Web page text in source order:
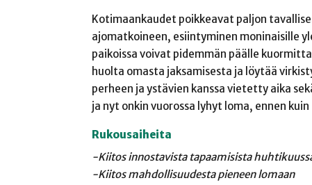
Kotimaankaudet poikkeavat paljon
ajomatkoineen, esiintyminen moninaisille
paikoissa voivat pidemmän päälle
huolta omasta jaksamisesta ja löytää
perheen ja ystävien kanssa vietetty aika
ja nyt onkin vuorossa lyhyt loma, ennen
Rukousaiheita
-Kiitos innostavista tapaamisista
-Kiitos mahdollisuudesta pieneen lomaan